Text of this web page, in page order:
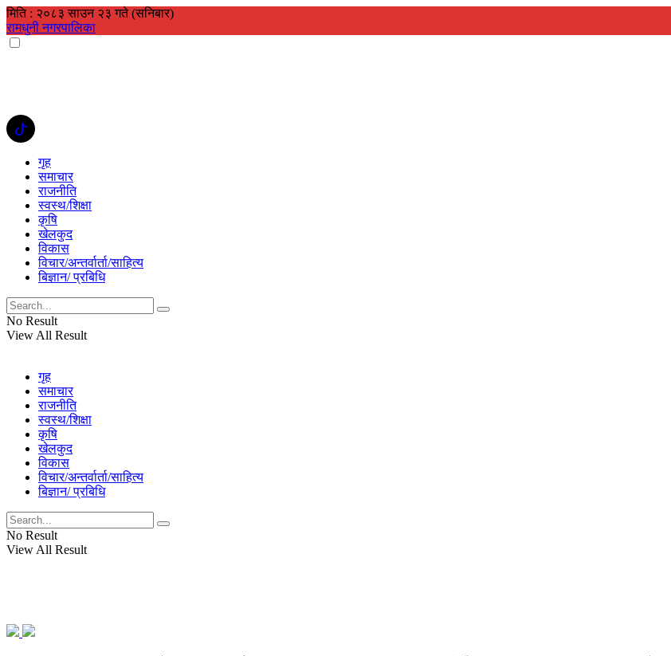
मिति : २०८३ साउन २३ गते (सनिबार)
रामधुनी नगरपालिका
गृह
समाचार
राजनीति
स्वस्थ/शिक्षा
कृषि
खेलकुद
विकास
विचार/अन्तर्वार्ता/साहित्य
बिज्ञान/ प्रबिधि
No Result
View All Result
गृह
समाचार
राजनीति
स्वस्थ/शिक्षा
कृषि
खेलकुद
विकास
विचार/अन्तर्वार्ता/साहित्य
बिज्ञान/ प्रबिधि
No Result
View All Result